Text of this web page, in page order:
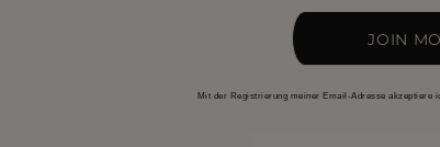
JOIN
Mit der Registrierung meiner Email-Adresse akzeptiere